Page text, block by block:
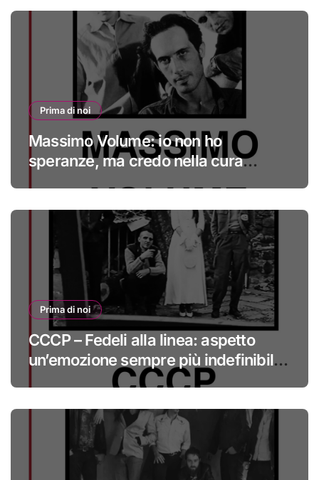
Prima di noi
Massimo Volume: io non ho
speranze, ma credo nella cura
Prima di noi
CCCP – Fedeli alla linea: aspetto
un’emozione sempre più indefinibile
#primadinoi